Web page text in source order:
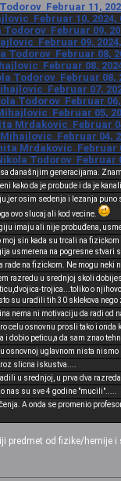
Februar 11,
Februar 10, 2024,
Februar 09,
Februar 09, 2024,
Todorov Februar 08,
Februar 08,
Todorov Februar 08,
Februar 07,
Todorov Februar 06,
Februar 05,
Mrdakovic Februar
Februar 04,
Mrdakovic Februar
Todorov Februar
današnjim generacijama.
kako da je probude i da je
osim sedenja i lezanja
ovo slucaj ali kod vecine.
imaju ali nije probuđena,
moj sin kada su trcali na
usmerena na pogresne
rade na fizickom. Ne mogu neki
razredu u srednjoj skoli
trojica...toliko o
su uradili tih 30 sklekova nego
nema ni motivaciju da radi
celu osnovnu prosli tako i onda
i dobio peticu,a da sam znao
osnovnoj uglavnom nista
slicna iskustva....
u srednjoj, u prva dva
nas su sve 4 godine "mucili".....
A onda se promenio
predmet od fizike/hemije i